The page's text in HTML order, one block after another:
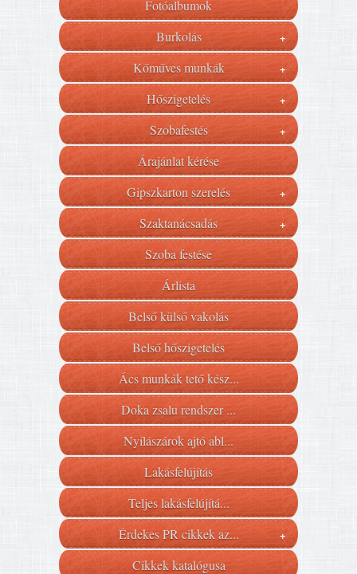
Fotóalbumok
Burkolás
+
Kőműves munkák +
Hőszigetelés +
Szobafestés +
Árajánlat kérése
Gipszkarton szerelés
+
Szaktanácsadás +
Szoba festése
Árlista
Belső külső vakolás
Belső hőszigetelés
Ács munkák tető kész...
Doka zsalu rendszer ...
Nyílászárok ajtó abl...
Lakásfelújítás
Teljes lakásfelújítá...
Érdekes PR cikkek az...
+
Cikkek katalógusa